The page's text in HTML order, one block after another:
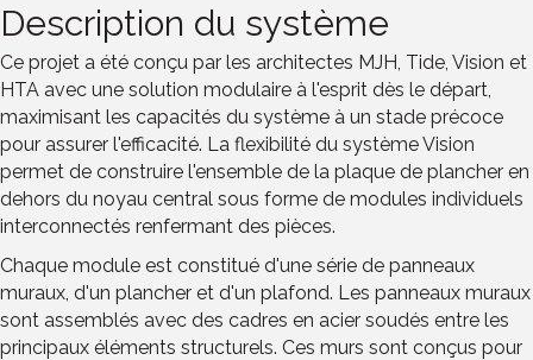
Description du système
Ce projet a été conçu par les architectes MJH, Tide, Vision et
HTA avec une solution modulaire à l'esprit dès le départ,
maximisant les capacités du système à un stade précoce
pour assurer l'efficacité. La flexibilité du système Vision
permet de construire l'ensemble de la plaque de plancher en
dehors du noyau central sous forme de modules individuels
interconnectés renfermant des pièces.
Chaque module est constitué d'une série de panneaux
muraux, d'un plancher et d'un plafond. Les panneaux muraux
sont assemblés avec des cadres en acier soudés entre les
principaux éléments structurels. Ces murs sont conçus pour